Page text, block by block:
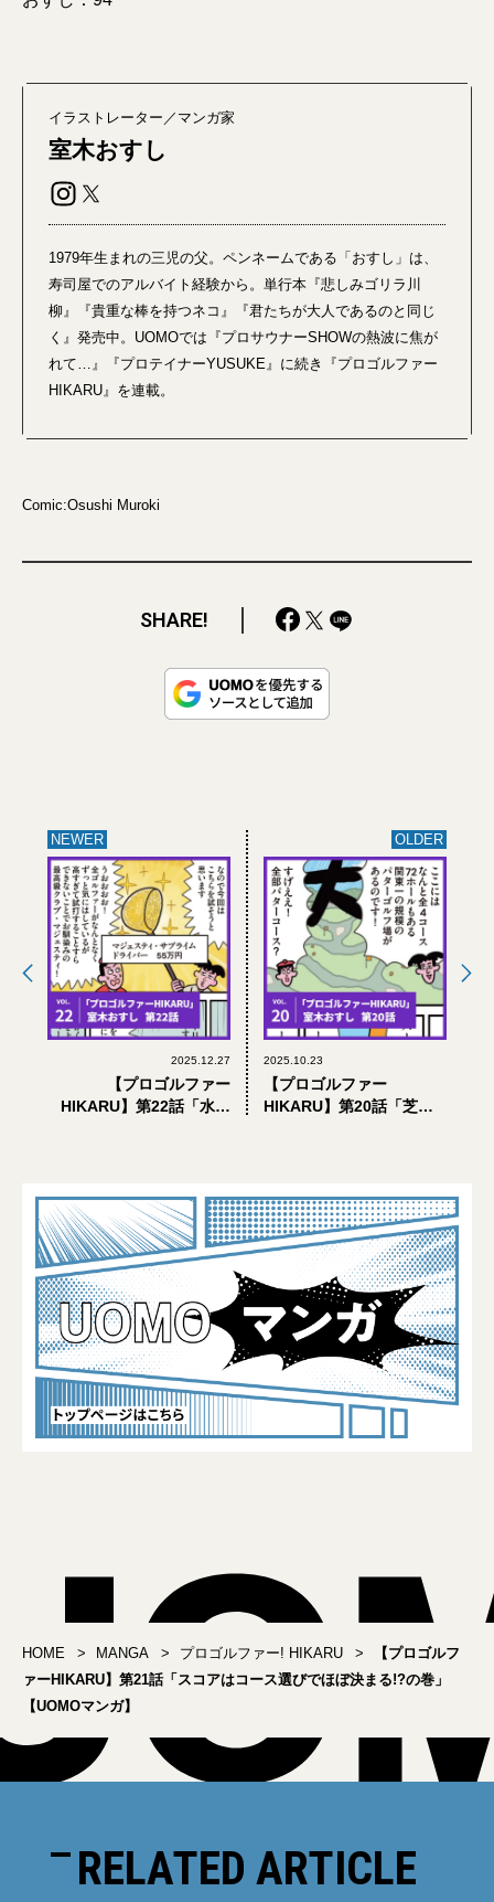
イラストレーター／マンガ家
室木おすし
1979年生まれの三児の父。ペンネームである「おすし」は、
寿司屋でのアルバイト経験から。単行本『悲しみゴリラ川
柳』『貴重な棒を持つネコ』『君たちが大人であるのと同じ
く』発売中。UOMOでは『プロサウナーSHOWの熱波に焦が
れて…』『プロテイナーYUSUKE』に続き『プロゴルファー
HIKARU』を連載。
Comic:Osushi Muroki
SHARE!
NEWER
2025.12.27
【プロゴルファー
HIKARU】第22話「水も
OLDER
2025.10.23
【プロゴルファー
HIKARU】第20話「芝
HOME MANGA プロゴルファー! HIKARU
【プロゴルフ
ァーHIKARU】第21話「スコアはコース選びでほぼ決まる!?の巻」
【UOMOマンガ】
RELATED ARTICLE